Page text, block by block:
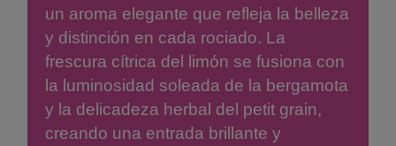
un aroma elegante que refleja la belleza
y distinción en cada rociado. La
frescura cítrica del limón se fusiona con
la luminosidad soleada de la bergamota
y la delicadeza herbal del petit grain,
creando una entrada brillante y